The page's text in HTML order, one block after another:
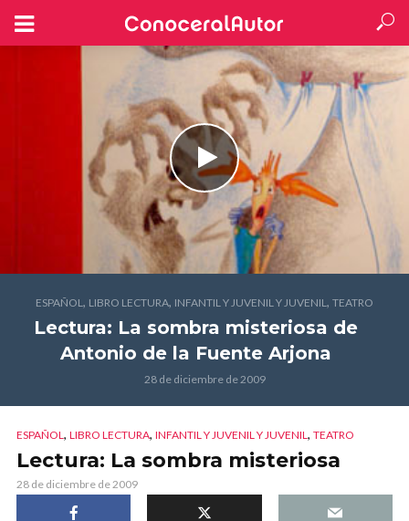
ESPAÑOL, LIBRO LECTURA, INFANTIL Y JUVENIL Y JUVENIL, TEATRO
Lectura: La sombra misteriosa de
Antonio de la Fuente Arjona
28 de diciembre de 2009
ESPAÑOL, LIBRO LECTURA, INFANTIL Y JUVENIL Y JUVENIL, TEATRO
Lectura: La sombra misteriosa
28 de diciembre de 2009